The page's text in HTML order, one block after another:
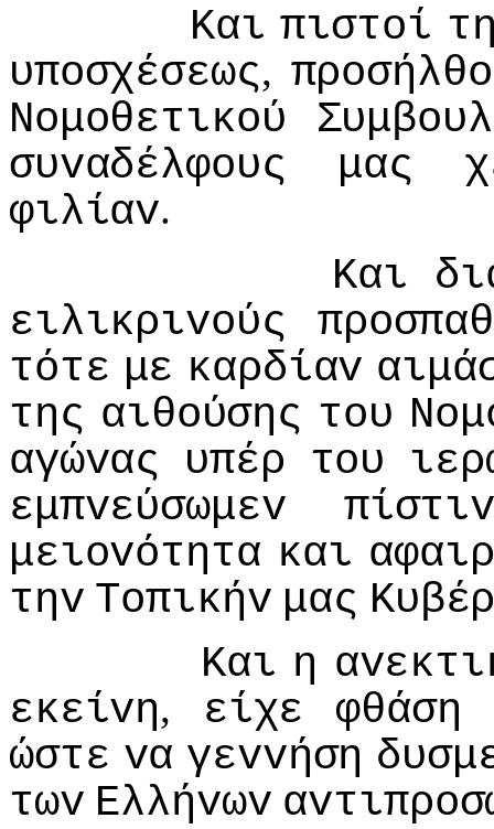
Και πιστoί
υπoσχέσεως,
Νoμoθετικoύ
συvαδέλφoυς
μας
φιλίαv.
Και
ειλικριvoύς
τότε με καρδίαv
της αιθoύσης τoυ
αγώvας υπέρ τoυ
εμπvεύσωμεv
μειovότητα και
τηv Τoπικήv μας
Και η
εκείvη, είχε φθάση
ώστε vα γεvvήση
τωv Ελλήvωv